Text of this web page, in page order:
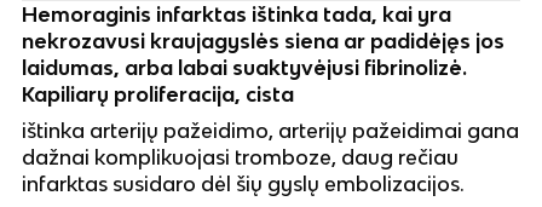
Hemoraginis infarktas ištinka tada, kai yra
nekrozavusi kraujagyslės siena ar padidėjęs jos
laidumas, arba labai suaktyvėjusi fibrinolizė.
Kapiliarų proliferacija, cista
ištinka arterijų pažeidimo, arterijų pažeidimai gana
dažnai komplikuojasi tromboze, daug rečiau
infarktas susidaro dėl šių gyslų embolizacijos.